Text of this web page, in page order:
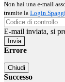
Non hai una e-mail
tramite la Login
E-mail inviata, si
Errore
Chiudi
Successo